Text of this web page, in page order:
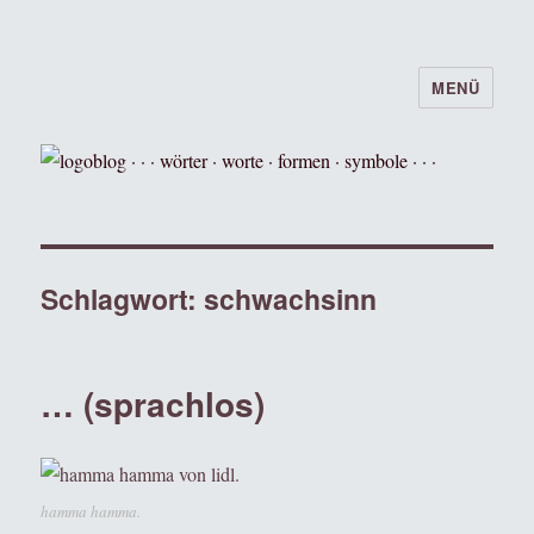
logoblog · · · wörter · worte · formen ·
symbole · · ·
MENÜ
Schlagwort:schwachsinn
… (sprachlos)
hamma hamma.